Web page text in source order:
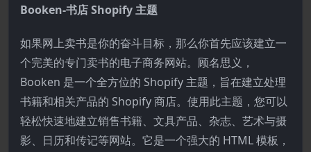
Booken-书店 Shopify 主题
如果网上卖书是你的奋斗目标，那么你首先应该建立一
个完美的专门卖书的电子商务网站。顾名思义，
Booken 是一个全方位的 Shopify 主题，旨在建立处理
书籍和相关产品的 Shopify 商店。使用此主题，您可以
轻松快速地建立销售书籍、文具产品、杂志、艺术与摄
影、日历和传记等网站。它是一个强大的 HTML 模板，